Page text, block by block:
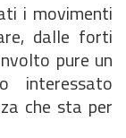
i movimenti
dalle forti
pure un
interessato
che sta per